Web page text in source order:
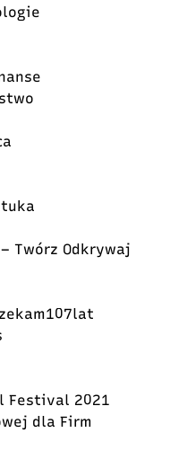
Twórz Odkrywaj
Festival 2021
dla Firm